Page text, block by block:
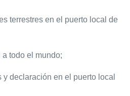
terrestres en el puerto local de
todo el mundo;
declaración en el puerto local